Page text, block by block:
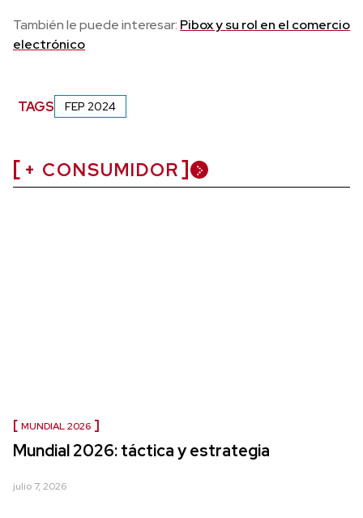
También le puede interesar: Pibox y su rol en el comercio
electrónico
TAGS FEP 2024
+ CONSUMIDOR
MUNDIAL 2026
Mundial 2026: táctica y estrategia
julio 7, 2026